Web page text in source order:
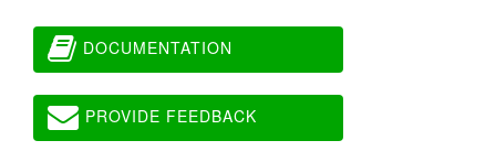
DOCUMENTATION
PROVIDE FEEDBACK